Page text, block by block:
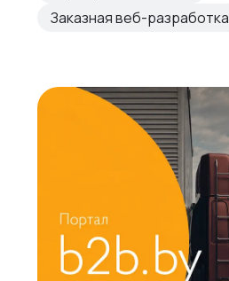
Заказная веб-разработка